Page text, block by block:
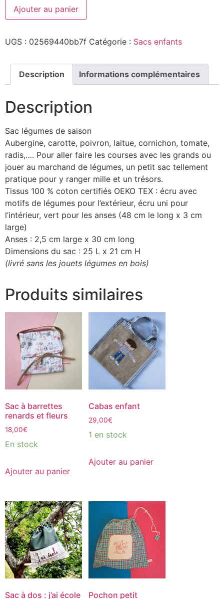
Ajouter au panier
UGS : 02569440bb7f Catégorie : Sacs enfants
Description Informations complémentaires
Description
Sac légumes de saison
Aubergine, carotte, poivron, laitue, cornichon, tomate,
radis,…. Pour aller faire les courses avec les grands ou
jouer au marchand de légumes, un petit sac tellement
pratique pour y ranger mille et un trésors.
Tissus 100 % coton certifiés OEKO TEX : écru avec
motifs de légumes pour l’extérieur, écru uni pour
l’intérieur, vert pour les anses (48 cm le long x 3 cm
large)
Anses : 2,5 cm large x 30 cm long
Dimensions du sac : 25 L x 21 cm H
(livré sans les jouets légumes en bois)
Produits similaires
Sac à barrettes
renards et fleurs
18,00€
En stock
Ajouter au panier
Cabas enfant
29,00€
1 en stock
Ajouter au panier
Sac à dos : j’ai école
Pochon petit